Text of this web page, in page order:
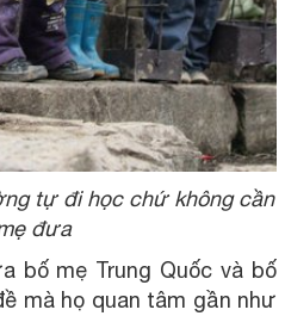
tự đi học chứ không cần
đưa
bố mẹ Trung Quốc và bố
mà họ quan tâm gần như